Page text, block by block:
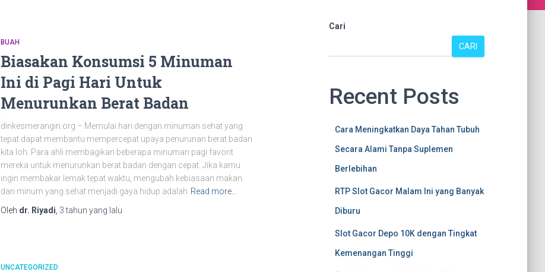
BUAH
Biasakan Konsumsi 5 Minuman
Ini di Pagi Hari Untuk
Menurunkan Berat Badan
dinkesmerangin.org – Memulai hari dengan minuman sehat yang
tepat dapat membantu mempercepat upaya penurunan berat badan
kita loh. Para ahli membagikan beberapa minuman pagi favorit
mereka untuk menurunkan berat badan dengan cepat. Jika kamu
ingin membakar lemak tepat waktu, mengubah kebiasaan makan
dan minum yang sehat menjadi gaya hidup adalah Read more…
Oleh dr. Riyadi 3 tahun yang lalu
UNCATEGORIZED
Cari
CARI
Recent Posts
Cara Meningkatkan Daya Tahan Tubuh
Secara Alami Tanpa Suplemen
Berlebihan
RTP Slot Gacor Malam Ini yang Banyak
Diburu
Slot Gacor Depo 10K dengan Tingkat
Kemenangan Tinggi